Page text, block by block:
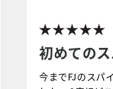
初めての
今までFJのスパ